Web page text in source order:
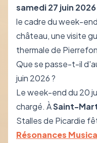
samedi 27 juin 2026
le cadre du week-
château, une visite
thermale de
Que se passe-t-il
juin 2026 ?
Le week-end du 20
chargé. ÀSaint-
Stalles de Picardie
Résonances